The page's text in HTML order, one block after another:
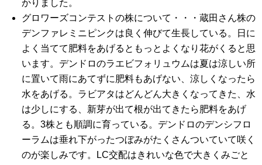
かりました。
グロワーズコンテストの株について・・・蔵田さん株の
デンファレミニピンクは良く伸びて生長している。日に
よく当てて肥料をあげるともっとよくなり花がくると思
います。デンドロのラエビフォリュウムは夏は涼しい所
に置いて雨にあてずに肥料もあげない、涼しくなったら
水をあげる。ラビアタはどんどん大きくなってきた、水
は少しにする、新芽が出て根が出てきたら肥料をあげ
る。3株とも順調に育っている。デンドロのデンシフロ
ーラムは垂れ下がったつぼみがたくさんついていて咲く
のが楽しみです。LC交配はきれいな色で大きくみごと